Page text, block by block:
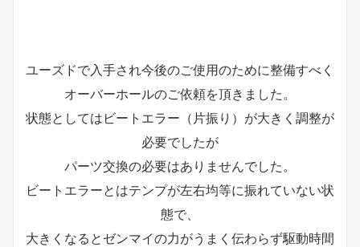
ユーズドで入手され今後のご使用のために整備すべく
オーバーホールのご依頼を頂きました。
状態としてはビートエラー（片振り）が大きく調整が
必要でしたが
パーツ交換の必要はありませんでした。
ビートエラーとはテンプが左右均等に振れていない状
態で、
大きくなるとゼンマイの力がうまく伝わらず駆動時間